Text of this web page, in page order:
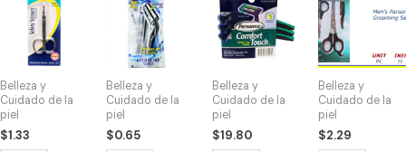
Belleza y
Cuidado de la
piel
$1.33
SCISSORS
SAFETY
quantity
Belleza y
Cuidado de la
piel
$0.65
DORCO
RAZOR
(2)
quantity
Belleza y
Cuidado de la
piel
$19.80
-
3364
Personna
Confort
Touch
/3
Razor
Belleza y
Cuidado de la
piel
$2.29
-
PERSONAL
GROOMING
SETS
quantity